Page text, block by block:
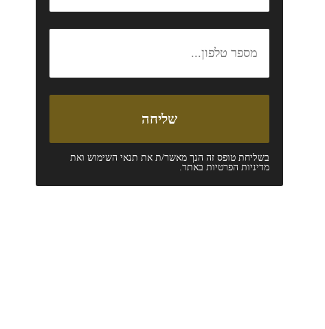
בשליחת טופס זה הנך מאשר/ת את תנאי השימושואת
מדיניות הפרטיותבאתר.